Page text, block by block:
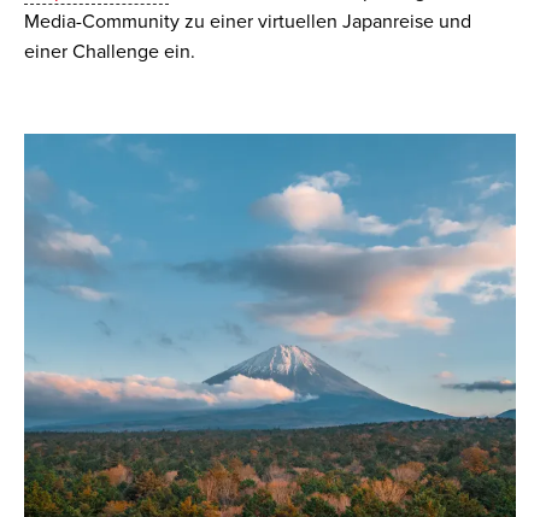
Media-Community zu einer virtuellen Japanreise und
einer Challenge ein.